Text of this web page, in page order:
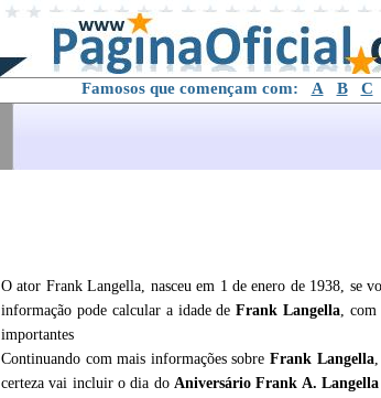
Famosos que començam com: A B C
O ator Frank Langella, nasceu em 1 de enero de 1938, se
informação pode calcular a idade deFrank Langella, com
importantes
Continuando com mais informações sobre Frank Langella,
certeza vai incluir o dia do Aniversário Frank A. Langella